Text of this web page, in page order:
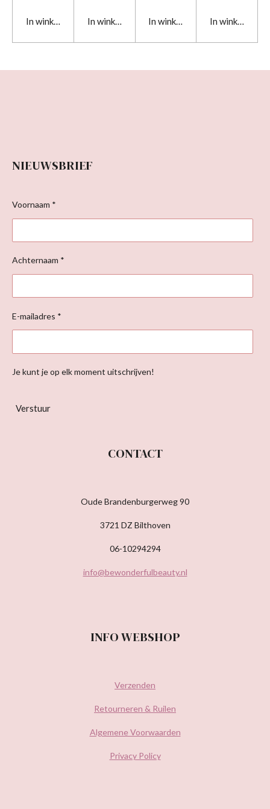
In winkelwagen In winkelwagen In winkelwagen In
NIEUWSBRIEF
Voornaam *
Achternaam *
E-mailadres *
Je kunt je op elk moment uitschrijven!
Verstuur
CONTACT
Oude Brandenburgerweg 90
3721 DZ Bilthoven
06-10294294
info@bewonderfulbeauty.nl
INFO WEBSHOP
Verzenden
Retourneren & Ruilen
Algemene Voorwaarden
Privacy Policy